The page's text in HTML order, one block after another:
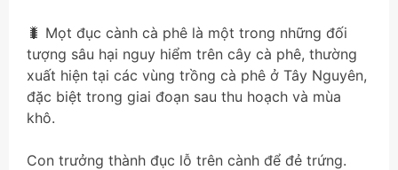
🐛 Mọt đục cành cà phê là một trong những đối
tượng sâu hại nguy hiểm trên cây cà phê, thường
xuất hiện tại các vùng trồng cà phê ở Tây Nguyên,
đặc biệt trong giai đoạn sau thu hoạch và mùa
khô.
Con trưởng thành đục lỗ trên cành để đẻ trứng.